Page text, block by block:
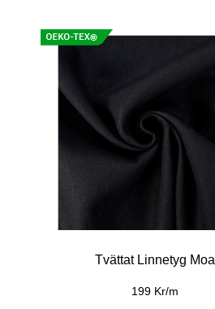
Tvättat Linnetyg Moa
199 Kr/m